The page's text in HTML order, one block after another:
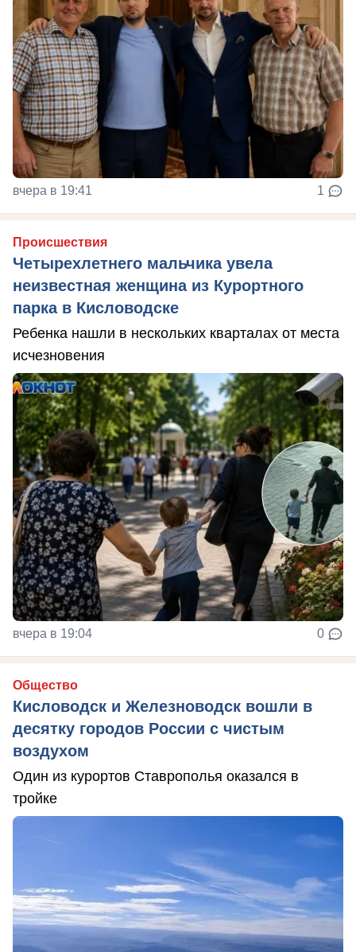
вчера в 19:41 1
Происшествия
Четырехлетнего мальчика увела
неизвестная женщина из Курортного
парка в Кисловодске
Ребенка нашли в нескольких кварталах от места
исчезновения
вчера в 19:04 0
Общество
Кисловодск и Железноводск вошли в
десятку городов России с чистым
воздухом
Один из курортов Ставрополья оказался в
тройке